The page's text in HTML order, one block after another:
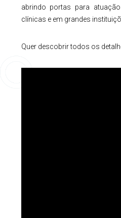
abrindo portas para
clínicas e em grandes
Quer descobrir todos os